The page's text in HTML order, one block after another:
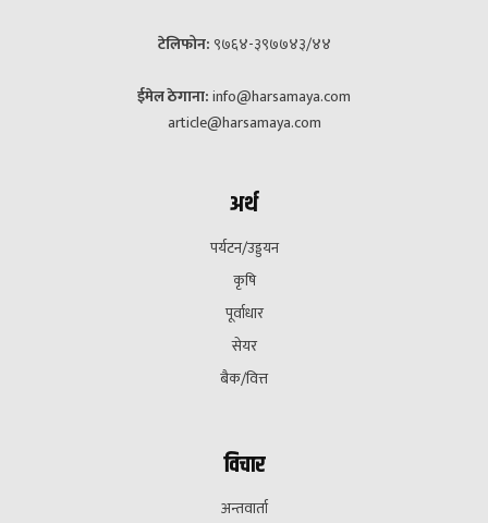
टेलिफोन: ९७६४-३९७७४३/४४
ईमेल ठेगाना:info@harsamaya.com
article@harsamaya.com
अर्थ
पर्यटन/उड्डयन
कृषि
पूर्वाधार
सेयर
बैक/वित्त
विचार
अन्तवार्ता